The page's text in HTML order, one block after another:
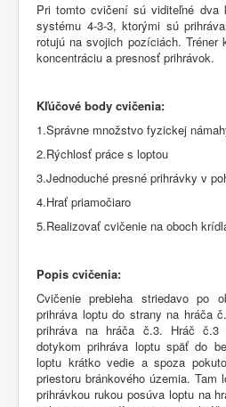
Pri tomto cvičení sú viditeľné dva
systému 4-3-3, ktorými sú
rotujú na svojich pozíciách.
koncentráciu a presnosť prihrávok.
Kľúčové body cvičenia:
1.Správne množstvo fyzickej
2.Rýchlosť práce s loptou
3.Jednoduché presné prihrávky v
4.Hrať priamočiaro
5.Realizovať cvičenie na oboch
Popis cvičenia:
Cvičenie prebieha striedavo po
prihráva loptu do strany na hráča
prihráva na hráča č.3. Hráč
dotykom prihráva loptu späť do
loptu krátko vedie a spoza
priestoru bránkového územia. Tam
prihrávkou rukou posúva loptu na